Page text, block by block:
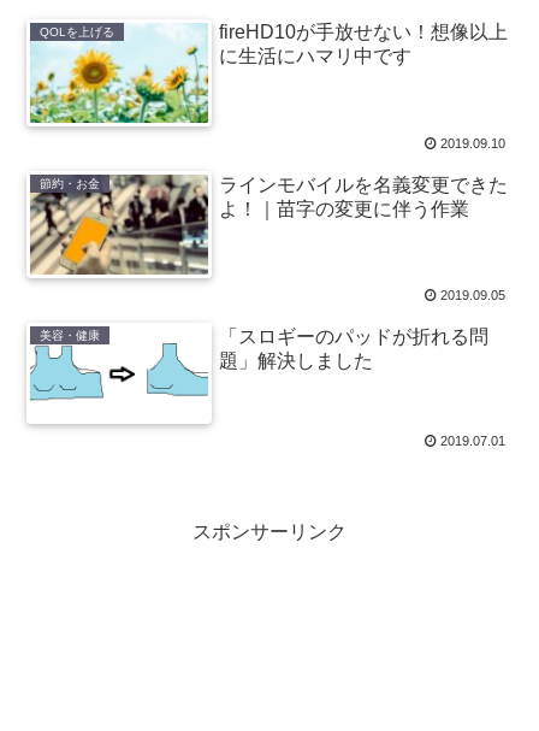
QOLを上げる
fireHD10が手放せない！想像以上
に生活にハマリ中です
2019.09.10
節約・お金
ラインモバイルを名義変更できた
よ！｜苗字の変更に伴う作業
2019.09.05
美容・健康
「スロギーのパッドが折れる問
題」解決しました
2019.07.01
スポンサーリンク